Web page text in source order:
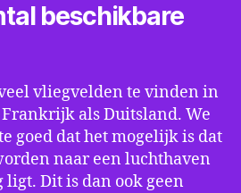
beschikbare
vliegvelden te vinden in
als Duitsland. We
goed dat het mogelijk is dat
naar een luchthaven
Dit is dan ook geen